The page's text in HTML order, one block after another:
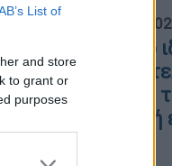
List of
and store
to grant or
purposes
Συνελήφθη ο
ακόμη δύο
εργοστασίου
για τη